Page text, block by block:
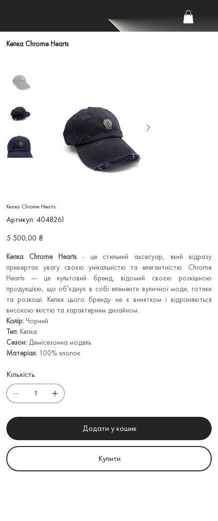
Кепка Chrome Hearts
Кепка Chrome Hearts
Артикул:
Артикул
4048261
4048261
Ціна
5 500,00 ₴
Кепка Chrome Hearts- це стильний аксесуар, який відразу
привертає увагу своєю унікальністю та елегантністю. Chrome
Hearts — це культовий бренд, відомий своєю розкішною
продукцією, що об'єднує в собі елементи вуличної моди, готики
та розкоші. Кепки цього бренду не є винятком і відрізняються
високою якістю та характерним дизайном.
Колір: Чорний
Тип: Кепка
Сезон: Демісезонна модель
Матеріал: 100% хлопок
Кількість
Додати у кошик
Купити